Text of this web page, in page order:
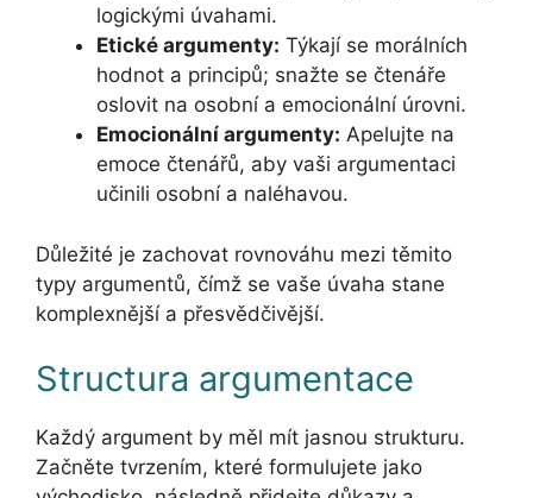
logickými úvahami.
Etické argumenty: Týkají se morálních
hodnot a principů; snažte se čtenáře
oslovit na osobní a emocionální úrovni.
Emocionální argumenty: Apelujte na
emoce čtenářů, aby vaši argumentaci
učinili osobní a naléhavou.
Důležité je zachovat rovnováhu mezi těmito
typy argumentů, čímž se vaše úvaha stane
komplexnější a přesvědčivější.
Structura argumentace
Každý argument by měl mít jasnou strukturu.
Začněte tvrzením, které formulujete jako